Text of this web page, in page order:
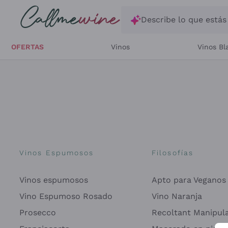
Saltar al contenido principal
Describe lo que
OFERTAS Vinos Vinos
Vinos Espumosos
Vinos espumosos
Vino Espumoso Rosado
Prosecco
Filosofías
Apto para Veganos
Vino Naranja
Recoltant